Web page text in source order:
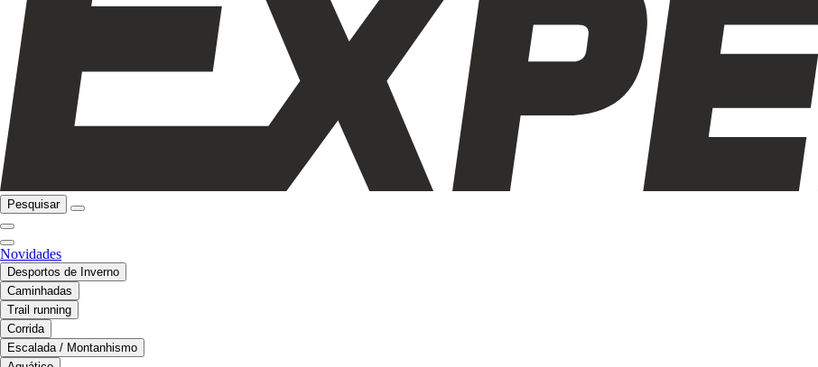
Pesquisar
Novidades
Desportos de Inverno
Caminhadas
Trail running
Corrida
Escalada / Montanhismo